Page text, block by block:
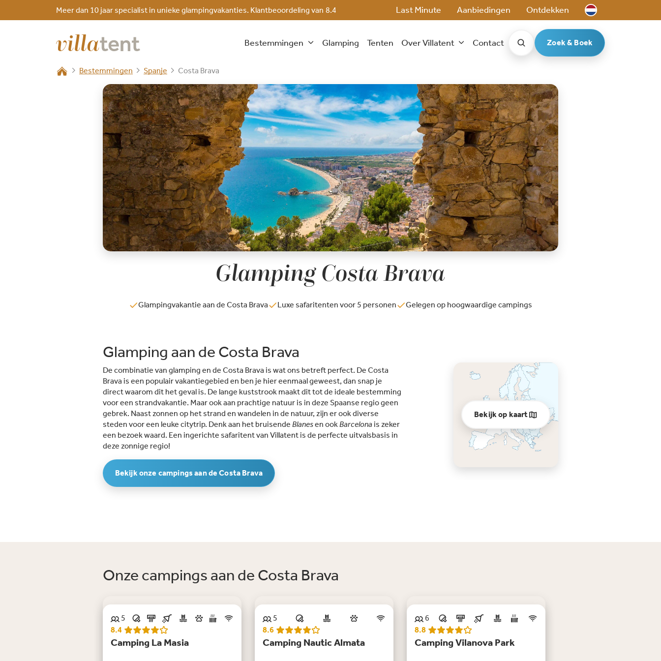
Meer dan 10 jaar specialist in unieke glampingvakanties. Klantbeoordeling van 8.4 Last Minute Aanbiedingen Ontdekken
Bestemmingen Glamping Tenten Over Villatent Contact Zoek & Boek
Bestemmingen Spanje Costa Brava
Glamping Costa Brava
Glampingvakantie aan de Costa Brava Luxe safaritenten voor 5 personen Gelegen op hoogwaardige campings
Glamping aan de Costa Brava
De combinatie van glamping en de Costa Brava is wat ons betreft perfect. De Costa
Brava is een populair vakantiegebied en ben je hier eenmaal geweest, dan snap je
direct waarom dit het geval is. De lange kuststrook maakt dit tot de ideale bestemming
voor een strandvakantie. Maar ook aan prachtige natuur is in deze Spaanse regio geen
gebrek. Naast zonnen op het strand en wandelen in de natuur, zijn er ook diverse
steden voor een leuke citytrip. Denk aan het bruisende Blanesen ookBarcelona is zeker
een bezoek waard. Een ingerichte safaritent van Villatent is de perfecte uitvalsbasis in
deze zonnige regio!
Bekijk onze campings aan de Costa Brava
Bekijk op kaart
Onze campings aan de Costa Brava
Bijna nooit vrij in de zomer
5
8.4
Camping La Masia
5
8.6
Camping Nautic Almata
Nieuw
6
8.8
Camping Vilanova Park